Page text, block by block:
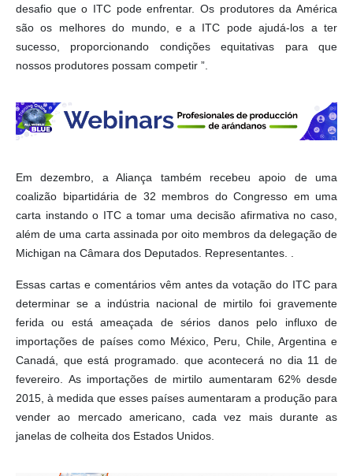
desafio que o ITC pode enfrentar. Os produtores da América
são os melhores do mundo, e a ITC pode ajudá-los a ter
sucesso, proporcionando condições equitativas para que
nossos produtores possam competir ”.
Em dezembro, a Aliança também recebeu apoio de uma
coalizão bipartidária de 32 membros do Congresso em uma
carta instando o ITC a tomar uma decisão afirmativa no caso,
além de uma carta assinada por oito membros da delegação de
Michigan na Câmara dos Deputados. Representantes. .
Essas cartas e comentários vêm antes da votação do ITC para
determinar se a indústria nacional de mirtilo foi gravemente
ferida ou está ameaçada de sérios danos pelo influxo de
importações de países como México, Peru, Chile, Argentina e
Canadá, que está programado. que acontecerá no dia 11 de
fevereiro. As importações de mirtilo aumentaram 62% desde
2015, à medida que esses países aumentaram a produção para
vender ao mercado americano, cada vez mais durante as
janelas de colheita dos Estados Unidos.